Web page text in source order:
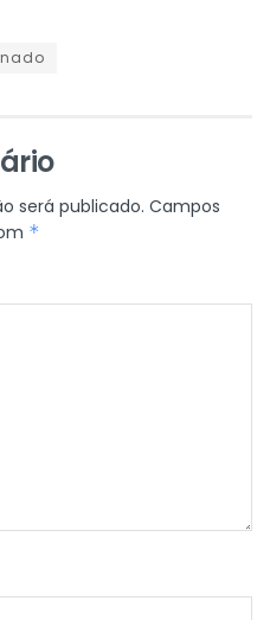
será publicado. Campos
*